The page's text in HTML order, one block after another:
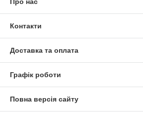
Контакти
Доставка та оплата
Графік роботи
Повна версія сайту